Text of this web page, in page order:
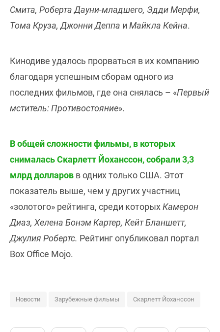
Смита, Роберта Дауни-младшего, Эдди Мерфи,
Тома Круза, Джонни Деппа и Майкла Кейна.
Кинодиве удалось прорваться в их компанию
благодаря успешным сборам одного из
последних фильмов, где она снялась – «Первый
мститель: Противостояние».
В общей сложности фильмы, в которых
снималась Скарлетт Йоханссон, собрали 3,3
млрд долларов в одних только США. Этот
показатель выше, чем у других участниц
«золотого» рейтинга, среди которыхКамерон
Диаз, Хелена Бонэм Картер, Кейт Бланшетт,
Джулия Робертс. Рейтинг опубликовал портал
Box Office Mojo.
Новости Зарубежные фильмы Скарлетт Йоханссон